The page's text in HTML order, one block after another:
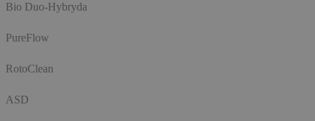
Bio Duo-Hybryda
PureFlow
RotoClean
ASD